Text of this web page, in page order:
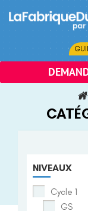
content
NIVEAUX
Cycle 1
GS